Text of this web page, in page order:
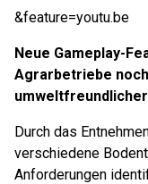
&feature=youtu.be
Neue Gameplay-
Agrarbetriebe
umweltfreundlicher
Durch das
verschiedene
Anforderungen